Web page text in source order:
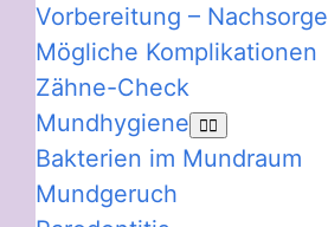
Vorbereitung – Nachsorge
Mögliche Komplikationen
Zähne-Check
Mundhygiene
Bakterien im Mundraum
Mundgeruch